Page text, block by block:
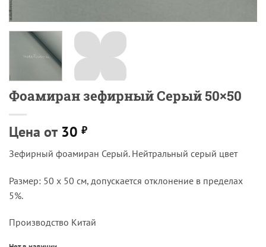
Фоамиран зефирный Серый 50×50
Цена от 30 ₽
Зефирный фоамиран Серый. Нейтральный серый цвет
Размер: 50 х 50 см, допускается отклонение в пределах
5%.
Производство Китай